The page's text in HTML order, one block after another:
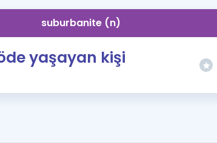
suburbanite (n)
yaşayan kişi